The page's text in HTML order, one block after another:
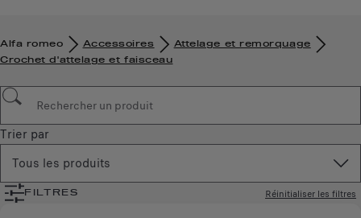
Alfa romeo Accessoires
Attelage et remorquage
Crochet d'attelage et faisceau
Trier par
Tous les produits
FILTRES Réinitialiser les filtres